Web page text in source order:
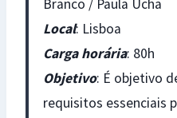
Branco / Paula Ucha
Local: Lisboa
Carga horária: 80h
Objetivo: É objetivo
requisitos essenciais